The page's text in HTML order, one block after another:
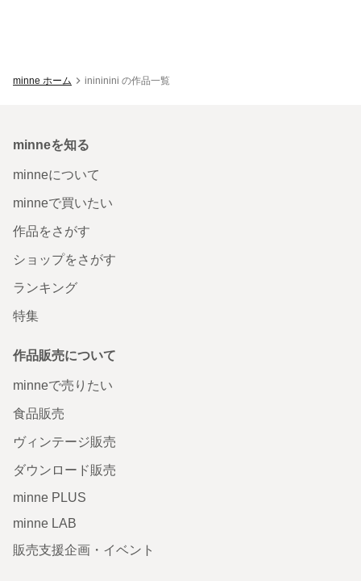
minne ホーム inininini の作品一覧
minneを知る
minneについて
minneで買いたい
作品をさがす
ショップをさがす
ランキング
特集
作品販売について
minneで売りたい
食品販売
ヴィンテージ販売
ダウンロード販売
minne PLUS
minne LAB
販売支援企画・イベント